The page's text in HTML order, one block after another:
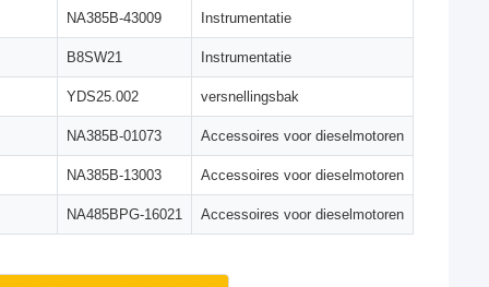
NA385B-43009 Instrumentatie
B8SW21 Instrumentatie
YDS25.002 versnellingsbak
NA385B-01073 Accessoires voor dieselmotoren
NA385B-13003 Accessoires voor dieselmotoren
NA485BPG-16021 Accessoires voor dieselmotoren